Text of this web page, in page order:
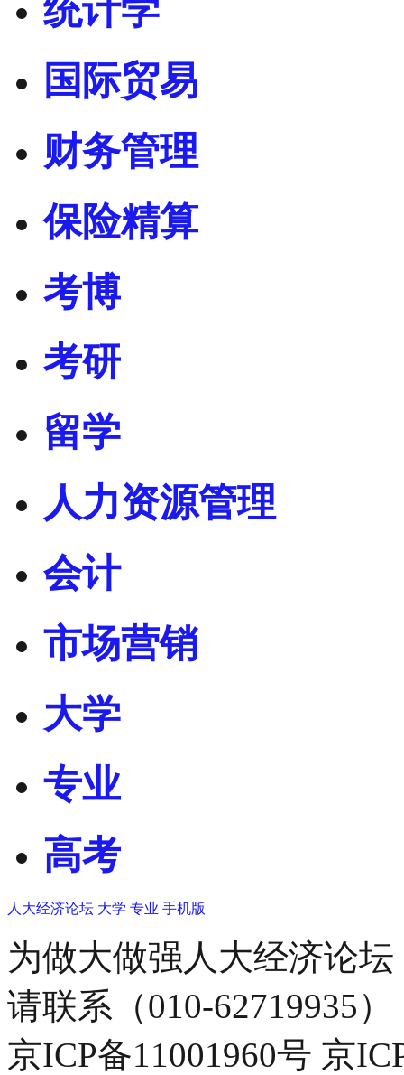
统计学
国际贸易
财务管理
保险精算
考博
考研
留学
人力资源管理
会计
市场营销
大学
专业
高考
人大经济论坛 大学 专业 手机版
为做大做强人大经济论
请联系（010-62719935）
京ICP备11001960号 京